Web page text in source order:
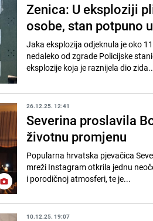
Zenica: U eksploziji
osobe, stan potpuno
Jaka eksplozija odjeknula je oko
nedaleko od zgrade Policijske
eksplozije koja je raznijela dio
26.12.25. 12:41
Severina proslavila
životnu promjenu
Popularna hrvatska pjevačica
mreži Instagram otkrila jednu
i porodičnoj atmosferi, te je...
10.12.25. 19:07